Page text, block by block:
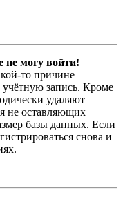
не могу войти!
то причине
запись. Кроме
удаляют
не оставляющих
базы данных. Если
снова и